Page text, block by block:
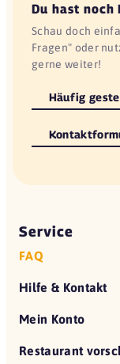
Du hast noch
Schau doch
Fragen" oder
gerne weiter!
Häufig
Service
FAQ
Hilfe & Kontakt
Mein Konto
Restaurant